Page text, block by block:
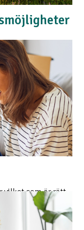
i Norra Småland
bidra med
vilket som är rätt
som bara du
saker att tänka på